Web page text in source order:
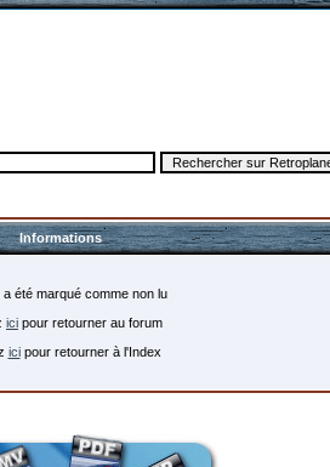
Informations
a été marqué comme non lu
ici pour retourner au forum
icipour retourner à l'Index